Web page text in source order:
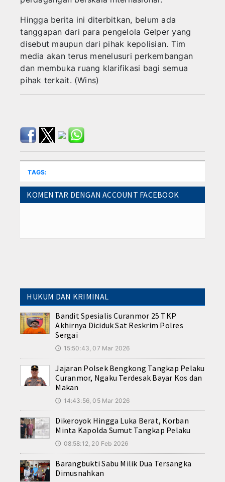
Hingga berita ini diterbitkan, belum ada
tanggapan dari para pengelola Gelper yang
disebut maupun dari pihak kepolisian. Tim
media akan terus menelusuri perkembangan
dan membuka ruang klarifikasi bagi semua
pihak terkait. (Wins)
TAGS:
KOMENTAR DENGAN ACCOUNT FACEBOOK
HUKUM DAN KRIMINAL
Bandit Spesialis Curanmor 25 TKP
Akhirnya Diciduk Sat Reskrim Polres
Sergai
🕔 15:50:43, 07 Mar 2026
Jajaran Polsek Bengkong Tangkap Pelaku
Curanmor, Ngaku Terdesak Bayar Kos dan
Makan
🕔 14:43:56, 05 Mar 2026
Dikeroyok Hingga Luka Berat, Korban
Minta Kapolda Sumut Tangkap Pelaku
🕔 08:58:12, 20 Feb 2026
Barangbukti Sabu Milik Dua Tersangka
Dimusnahkan